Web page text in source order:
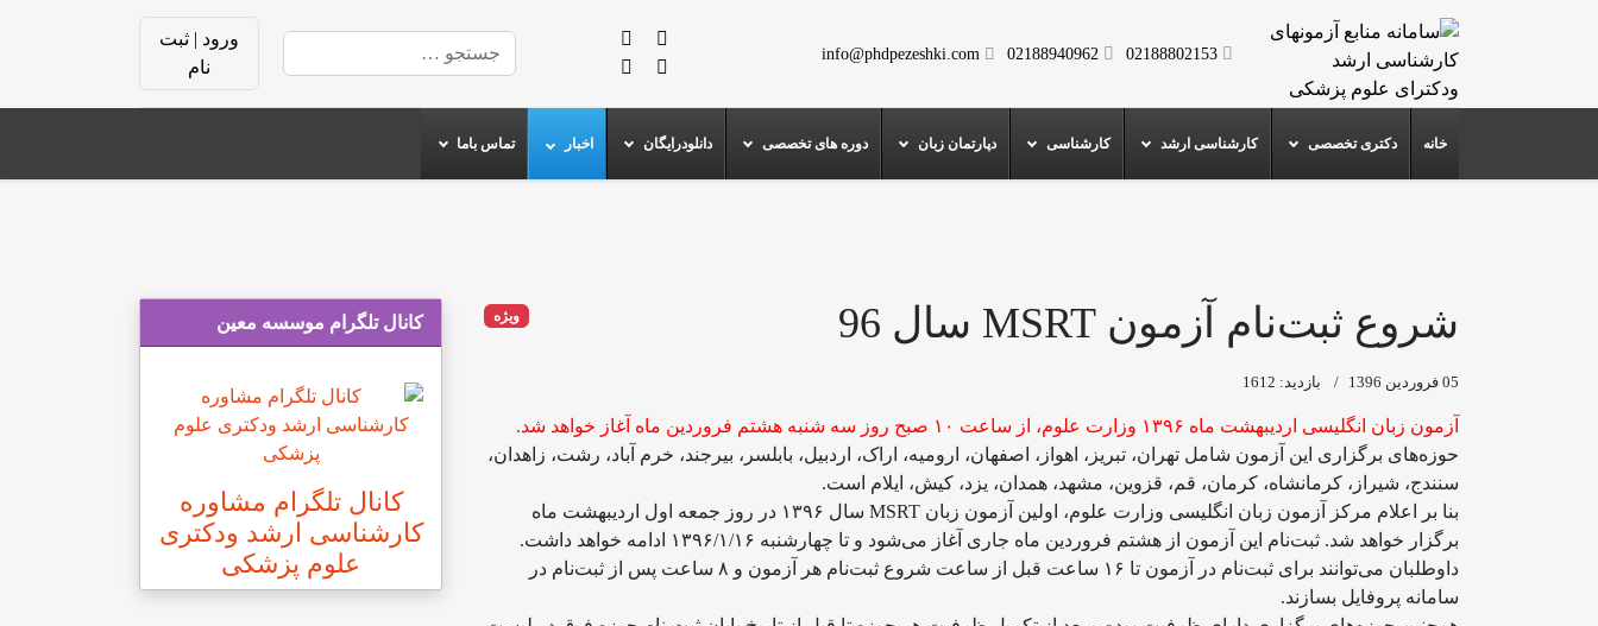
02188802153
02188940962
info@phdpezeshki.com
ورود | ثبت
نام
خانه دکتری تخصصی کارشناسی ارشد کارشناسی دپارتمان زبان دوره های تخصصی دانلودرایگان اخبار تماس باما
ویژه شروع ثبت‌نام آزمون MSRT سال 96
05 فروردين 1396 بازدید: 1612
آزمون زبان انگلیسی اردیبهشت ماه ۱۳۹۶ وزارت علوم، از ساعت ۱۰ صبح روز سه شنبه هشتم فروردین ماه آغاز خواهد شد.
حوزه‌های برگزاری این آزمون شامل تهران، تبریز، اهواز، اصفهان، ارومیه، اراک، اردبیل، بابلسر، بیرجند، خرم آباد، رشت، زاهدان،
سنندج، شیراز، کرمانشاه، کرمان، قم، قزوین، مشهد، همدان، یزد، کیش، ایلام است.
بنا بر اعلام مرکز آزمون زبان انگلیسی وزارت علوم، اولین آزمون زبان MSRT سال ۱۳۹۶ در روز جمعه اول اردیبهشت ماه
برگزار خواهد شد. ثبت‌نام این آزمون از هشتم فروردین ماه جاری آغاز می‌شود و تا چهارشنبه ۱۳۹۶/۱/۱۶ ادامه خواهد داشت.
داوطلبان می‌توانند برای ثبت‌نام در آزمون تا ۱۶ ساعت قبل از ساعت شروع ثبت‌نام هر آزمون و ۸ ساعت پس از ثبت‌نام در
سامانه پروفایل بسازند.
کانال تلگرام موسسه معین
کانال تلگرام مشاوره
کارشناسی ارشد ودکتری
علوم پزشکی